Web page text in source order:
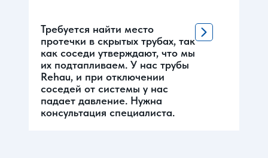
Требуется найти место
протечки в скрытых трубах, так
как соседи утверждают, что мы
их подтапливаем. У нас трубы
Rehau, и при отключении
соседей от системы у нас
падает давление. Нужна
консультация специалиста.